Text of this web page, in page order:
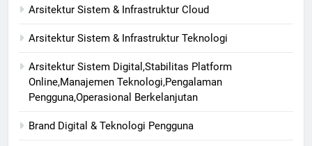
Arsitektur Sistem & Infrastruktur Cloud
Arsitektur Sistem & Infrastruktur Teknologi
Arsitektur Sistem Digital,Stabilitas Platform
Online,Manajemen Teknologi,Pengalaman
Pengguna,Operasional Berkelanjutan
Brand Digital & Teknologi Pengguna